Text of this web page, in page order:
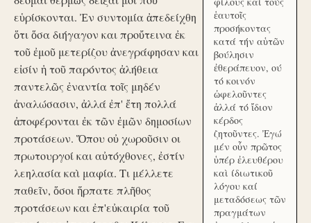
εὑρίσκονται. Ἐν συντομία ἀπεδείχθη
ὅτι ὅσα διήγαγον και προὔτεινα ἐκ
τοῦ ἐμοῦ μετερίζου ἀνεγράφησαν και
εἰσίν ἡ τοῦ παρόντος ἀλήθεια
παντελῶς ἐναντία τοῖς μηδέν
ἀναλώσασιν, ἀλλά ἐπ' ἔτη πολλά
ἀποφέρονται ἐκ τῶν ἐμῶν δημοσίων
προτάσεων. Ὅπου οὐ χωροῦσιν οι
πρωτουργοί και αὐτόχθονες, ἐστίν
λεηλασία καὶ μαφία. Τι μέλλετε
παθεῖν, ὅσοι ἥρπατε πλῆθος
προτάσεων και ἐπ'εὐκαιρία τοῦ
ἑαυτοῖς
προσήκοντας
κατά τήν αὑτῶν
βούλησιν
ἐθεράπευον, ού
τό κοινόν
ὠφελοῦντες
ἀλλά τό ἴδιον
κέρδος
ζητοῦντες. Ἐγώ
μέν οὖν πρῶτος
ὑπέρ ἐλευθέρου
καὶ ίδιωτικοῦ
λόγου καί
μεταδόσεως τῶν
πραγμάτων